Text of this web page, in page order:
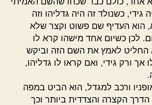
כשנולד זה היה גדליהו וזה
הוא העדיף שם פשוט וקצר שלא
לכן כשיום אחד מישהו קרא לו
החליט לאמץ את השם הזה וביקש
אך ורק גידי, ואם קראו לו גדליהו,
ורכב למגדל, הוא הביט במפה
הקצרה והצדדית ביותר וכך